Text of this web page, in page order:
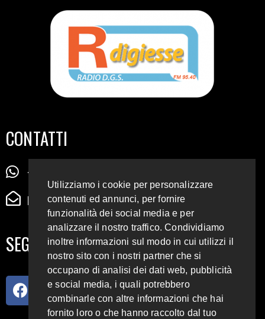
CONTATTI
+39 345 72 72 88 5
radiodigiesse@gmail.com
SEGUICI SUI SOCIAL
Utilizziamo i cookie per personalizzare
contenuti ed annunci, per fornire
funzionalità dei social media e per
analizzare il nostro traffico. Condividiamo
inoltre informazioni sul modo in cui utilizzi il
nostro sito con i nostri partner che si
occupano di analisi dei dati web, pubblicità
e social media, i quali potrebbero
combinarle con altre informazioni che hai
fornito loro o che hanno raccolto dal tuo